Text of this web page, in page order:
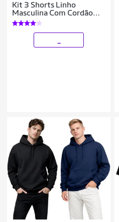
Kit 3 Shorts Linho
Masculina Com Cordão
Bermuda Casual Verão